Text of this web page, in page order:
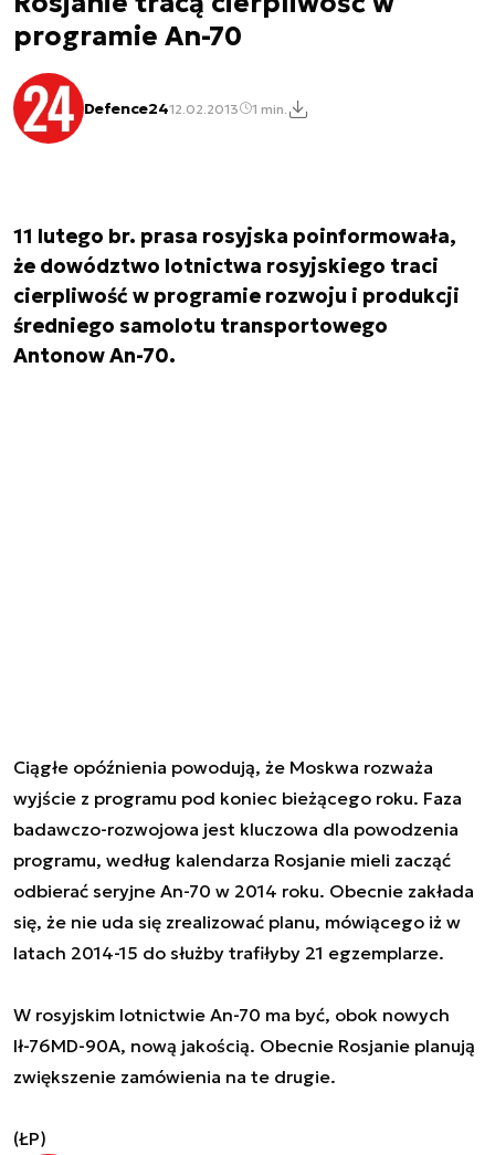
programie An-70
Defence2412.02.2013 1 min.
11 lutego br. prasa rosyjska poinformowała,
że dowództwo lotnictwa rosyjskiego traci
cierpliwość w programie rozwoju i produkcji
średniego samolotu transportowego
Antonow An-70.
Ciągłe opóźnienia powodują, że Moskwa rozważa
wyjście z programu pod koniec bieżącego roku. Faza
badawczo-rozwojowa jest kluczowa dla powodzenia
programu, według kalendarza Rosjanie mieli zacząć
odbierać seryjne An-70 w 2014 roku. Obecnie zakłada
się, że nie uda się zrealizować planu, mówiącego iż w
latach 2014-15 do służby trafiłyby 21 egzemplarze.
W rosyjskim lotnictwie An-70 ma być, obok nowych
Ił-76MD-90A, nową jakością. Obecnie Rosjanie planują
zwiększenie zamówienia na te drugie.
(ŁP)